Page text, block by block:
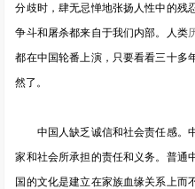
分歧时，肆无忌惮地张扬人性中的残
争斗和屠杀都来自于我们内部。人类
都在中国轮番上演，只要看看三十多
然了。
中国人缺乏诚信和社会责任感。
家和社会所承担的责任和义务。普通
国的文化是建立在家族血缘关系上而